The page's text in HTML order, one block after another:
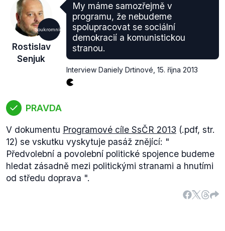
Soukromníci
Rostislav
Senjuk
My máme samozřejmě v
programu, že nebudeme
spolupracovat se sociální
demokracií a komunistickou
stranou.
Interview Daniely Drtinové 15. října 2013
PRAVDA
V dokumentu Programové cíle SsČR 2013 (.pdf, str.
12) se vskutku vyskytuje pasáž znějící: "
Předvolební a povolební politické spojence budeme
hledat zásadně mezi politickými stranami a hnutími
od středu doprava ".